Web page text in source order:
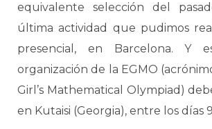
equivalente selección del
última actividad que pudimos
presencial, en Barcelona. Y
organización de la EGMO
Girl’s Mathematical Olympiad)
en Kutaisi (Georgia), entre los días